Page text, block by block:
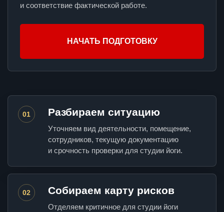
и соответствие фактической работе.
НАЧАТЬ ПОДГОТОВКУ
01 Разбираем ситуацию
Уточняем вид деятельности, помещение,
сотрудников, текущую документацию
и срочность проверки для студии йоги.
02 Собираем карту рисков
Отделяем критичное для студии йоги